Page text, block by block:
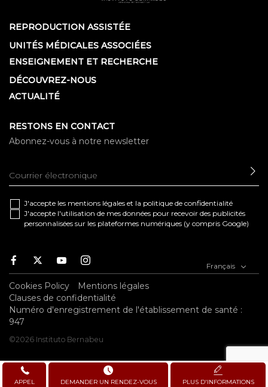
REPRODUCTION ASSISTÉE
UNITÉS MÉDICALES ASSOCIÉES
ENSEIGNEMENT ET RECHERCHE
DÉCOUVREZ-NOUS
ACTUALITÉ
RESTONS EN CONTACT
Abonnez-vous à notre newsletter
J'accepte les mentions légales et la politique de confidentialité
J'accepte l'utilisation de mes données pour recevoir des publicités
personnalisées sur les plateformes numériques (y compris Google)
Facebook
TwitterYoutubeInstagram Français
Cookies Policy
Mentions légales
Clauses de confidentialité
Numéro d'enregistrement de l'établissement de santé :
947
©2026 Instituto Bernabeu
APPEL DEMANDER UN RENDEZ-VOUS PLUS D'INFORMATIONS